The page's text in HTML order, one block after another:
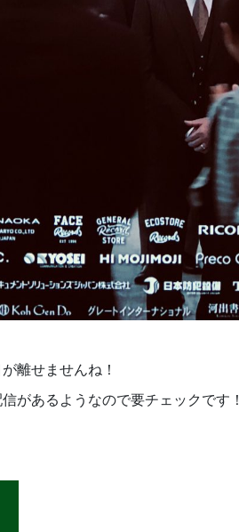
離せませんね！
があるようなので要チェックです！